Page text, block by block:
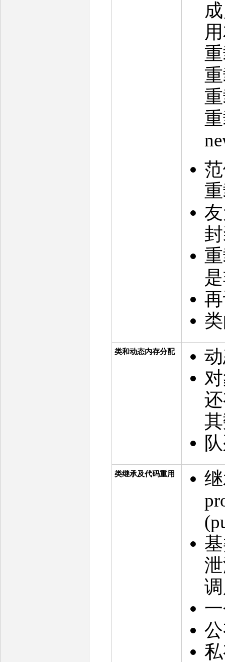
类和动态内存分配
类继承及代码重用